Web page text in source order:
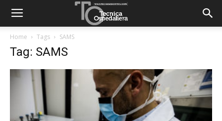
Home Tags SAMS
Tag: SAMS